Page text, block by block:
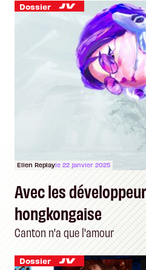
Dossier
Ellen Replayle 22 janvier 2025
Avec les
hongkongaise
Canton n'a que l'amour
Dossier